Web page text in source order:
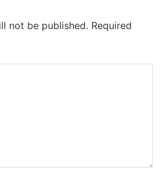
not be published. Required